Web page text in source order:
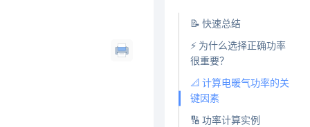
📝 快速总结
⚡ 为什么选择正确功率
很重要？
📐 计算电暖气功率的关
键因素
🔢 功率计算实例